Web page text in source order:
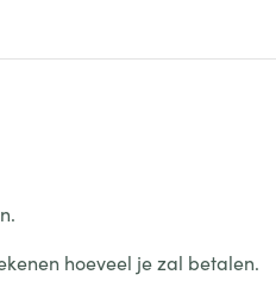
hoeveel je zal betalen.